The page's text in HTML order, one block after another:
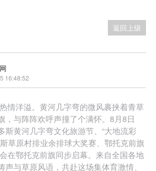
返回上级
16:48:52
情洋溢。黄河几字弯的微风裹挟着青草
，与阵阵欢呼声撞了个满怀。8月8日
斯黄河几字弯文化旅游节、“大地流彩
草原村排业余排球大奖赛、鄂托克前旗
在鄂托克前旗同步启幕。来自全国各地
声与草原风语，共赴这场集体育激情、